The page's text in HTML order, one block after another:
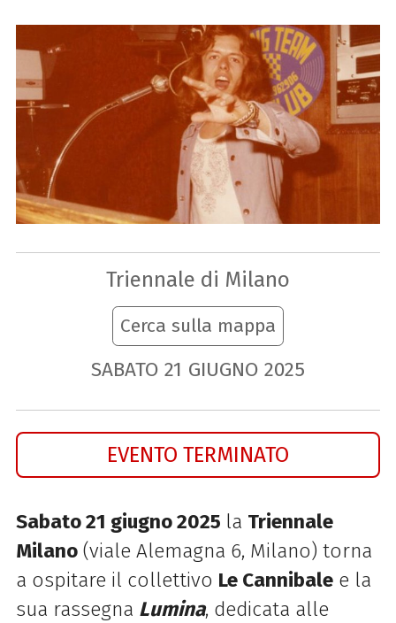
Triennale di Milano
Cerca sulla mappa
SABATO 21 GIUGNO 2025
EVENTO TERMINATO
Sabato 21 giugno 2025 la Triennale
Milano(viale Alemagna 6, Milano) torna
a ospitare il collettivo Le Cannibalee la
sua rassegna Lumina, dedicata alle